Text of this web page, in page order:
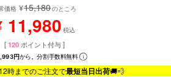
価格 ¥15,180のところ
11,980 税込
[ 120 ポイント付与 ]
円から。分割手数料無料
時までのご注文で最短当日出荷🚚💨